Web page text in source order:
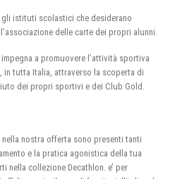
istituti scolastici che desiderano
delle carte dei propri alunni.
a promuovere l’attività sportiva
in tutta Italia, attraverso la scoperta di
dei propri sportivi e dei Club Gold.
nostra offerta sono presenti tanti
e la pratica agonistica della tua
nella collezione Decathlon. e’ per